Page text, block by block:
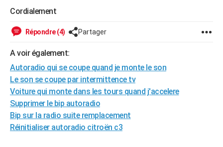
Forum
Aménagement intérieur
Extérieur
Cuisine
Salle de bains
Jardinage
Rangement
Guides de France
Escapades
Patrimoine
Expositions
Musées
Week-end nature
Art de vivre
Bien-être
Loisirs
Mode
Modes de vie
Alimentation
Guide de la santé
Maladies
Médicaments
Sommeil
VOYAGE
Destinations
Voyage nature
Voyage de noces
PHOTO
GUIDES D'ACHAT
Cordialement
Répondre (4) Partager
A voir également:
Autoradio qui se coupe quand je monte le son
Le son se coupe par intermittence tv
Voiture qui monte dans les tours quand j'accelere
Supprimer le bip autoradio
Bip sur la radio suite remplacement
Réinitialiser autoradio citroën c3